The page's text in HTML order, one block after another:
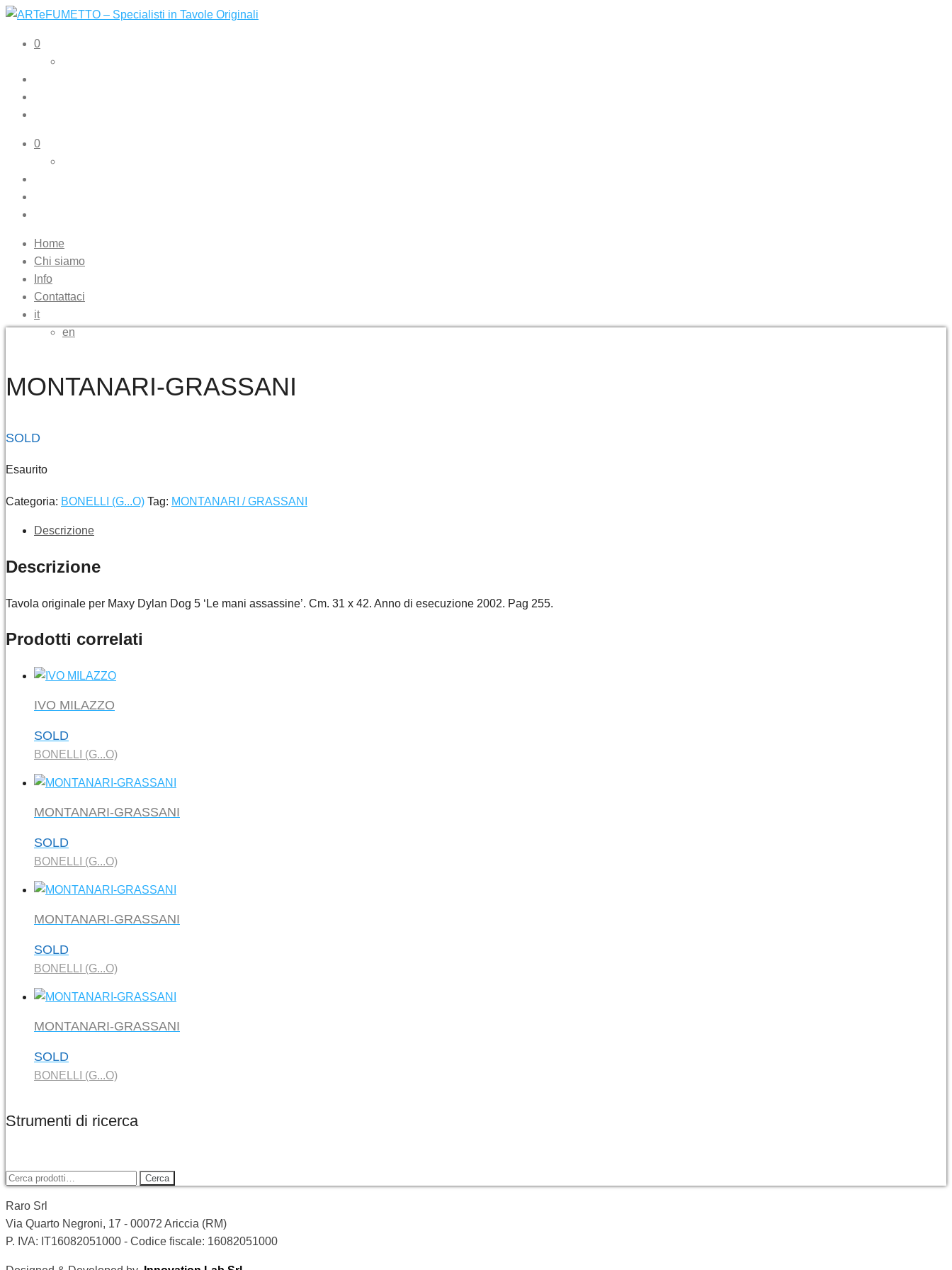
ARTeFUMETTO – Specialisti in Tavole Originali
Tavole originali e illustrazioni originali
0
0
Home
Chi siamo
Info
Contattaci
it
en
MONTANARI-GRASSANI
SOLD
Esaurito
Categoria: BONELLI (G...O) Tag: MONTANARI / GRASSANI
Descrizione
Descrizione
Tavola originale per Maxy Dylan Dog 5 ‘Le mani assassine’. Cm. 31 x 42. Anno di esecuzione 2002. Pag 255.
Prodotti correlati
IVO MILAZZO
SOLD
BONELLI (G...O)
MONTANARI-GRASSANI
SOLD
BONELLI (G...O)
MONTANARI-GRASSANI
SOLD
BONELLI (G...O)
MONTANARI-GRASSANI
SOLD
BONELLI (G...O)
Strumenti di ricerca
Cerca: Cerca
Raro Srl
Via Quarto Negroni, 17 - 00072 Ariccia (RM)
P. IVA: IT16082051000 - Codice fiscale: 16082051000